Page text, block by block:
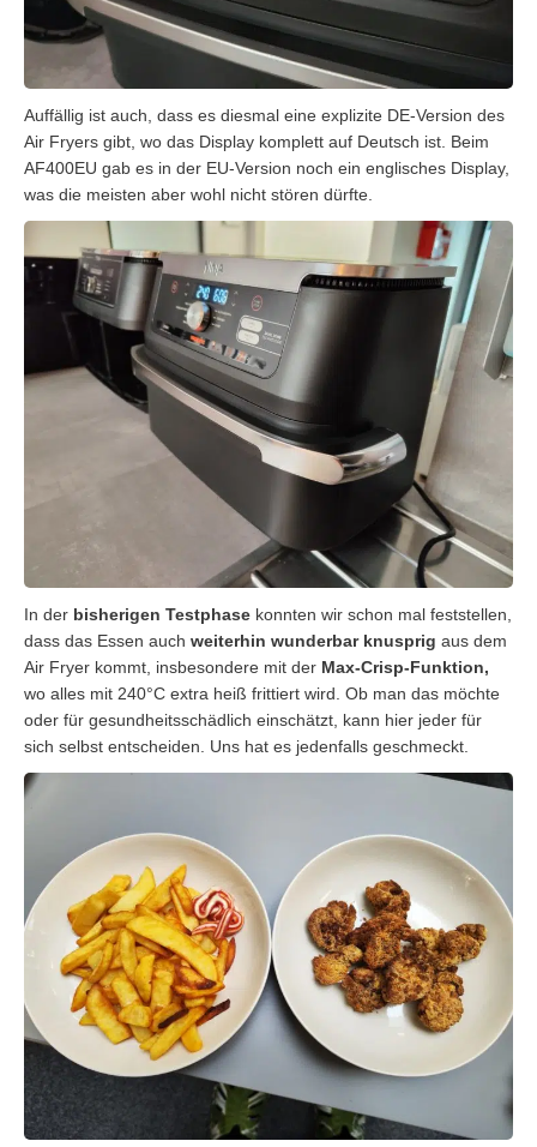
Auffällig ist auch, dass es diesmal eine explizite DE-Version des
Air Fryers gibt, wo das Display komplett auf Deutsch ist. Beim
AF400EU gab es in der EU-Version noch ein englisches Display,
was die meisten aber wohl nicht stören dürfte.
In der bisherigen Testphase konnten wir schon mal feststellen,
dass das Essen auch weiterhin wunderbar knusprig aus dem
Air Fryer kommt, insbesondere mit der Max-Crisp-Funktion,
wo alles mit 240°C extra heiß frittiert wird. Ob man das möchte
oder für gesundheitsschädlich einschätzt, kann hier jeder für
sich selbst entscheiden. Uns hat es jedenfalls geschmeckt.